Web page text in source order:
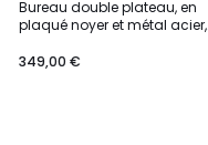
Bureau double plateau, en
plaqué noyer et métal acier,
349,00 €